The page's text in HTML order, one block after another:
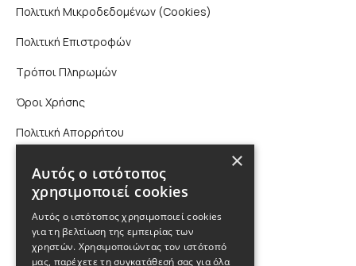
Πολιτική Μικροδεδομένων (Cookies)
Πολιτική Επιστροφών
Τρόποι Πληρωμών
Όροι Χρήσης
Πολιτική Απορρήτου
Επικοινωνία
210 9880988, 2310 224 460
info@kybosonline.gr
×
Αυτός ο ιστότοπος
χρησιμοποιεί cookies
Αυτός ο ιστότοπος χρησιμοποιεί cookies
για τη βελτίωση της εμπειρίας των
χρηστών. Χρησιμοποιώντας τον ιστότοπό
μας, παρέχετε τη συγκατάθεσή σας για όλα